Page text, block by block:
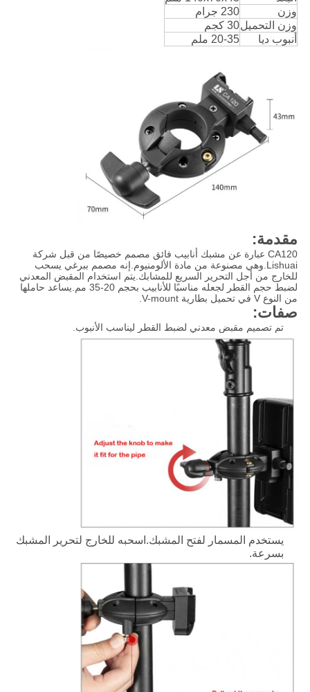
وزن
230 جرام
وزن التحميل30 كجم
أنبوب ديا
20-35 ملم
مقدمة:
CA120 عبارة عن مشبك أنابيب فائق مصمم خصيصًا من قبل شركة
Lishuai.وهي مصنوعة من مادة الألومنيوم.إنه مصمم ببرغي يسحب
للخارج من أجل التحرير السريع للمشابك.يتم استخدام المقبض المعدني
لضبط حجم القطر لجعله مناسبًا للأنابيب بحجم 20-35 مم.يساعد حاملها
من النوع V في تحميل بطارية V-mount.
صفات:
تم تصميم مقبض معدني لضبط القطر ليناسب الأنبوب.
يستخدم المسمار لفتح المشبك.اسحبه للخارج لتحرير المشبك
بسرعة.